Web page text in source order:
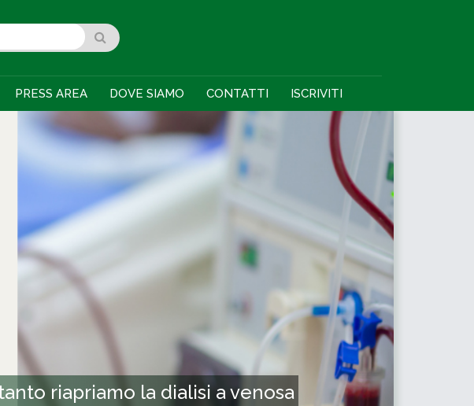
PRESS AREA DOVE SIAMO CONTATTI ISCRIVITI
riapriamo la dialisi a venosa